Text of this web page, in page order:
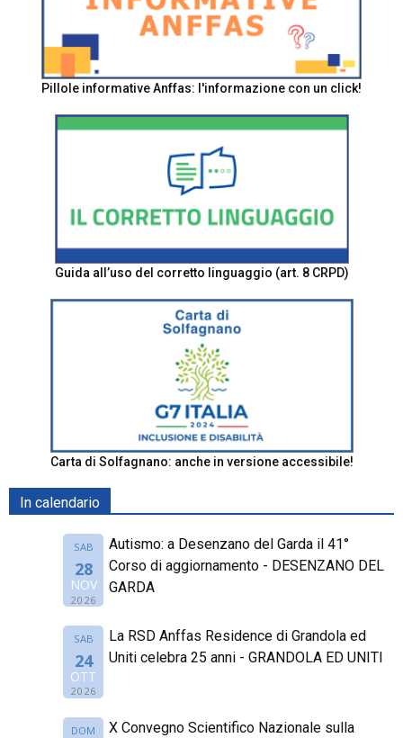
Pillole informative Anffas: l'informazione con un click!
Guida all’uso del corretto linguaggio (art. 8 CRPD)
Carta di Solfagnano: anche in versione accessibile!
In calendario
SAB
28
NOV
2026
Autismo: a Desenzano del Garda il 41°
Corso di aggiornamento - DESENZANO DEL
GARDA
SAB
24
OTT
2026
La RSD Anffas Residence di Grandola ed
Uniti celebra 25 anni - GRANDOLA ED UNITI
DOM
X Convegno Scientifico Nazionale sulla